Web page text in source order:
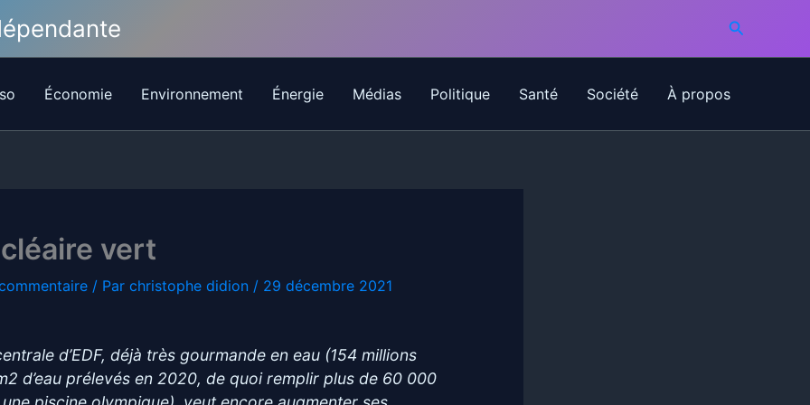
Économie Environnement Énergie Médias Politique Santé Société À propos
vert
/ Par christophe didion / 29 décembre 2021
d’EDF, déjà très gourmande en eau (154 millions
d’eau prélevés en 2020, de quoi remplir plus de 60 000